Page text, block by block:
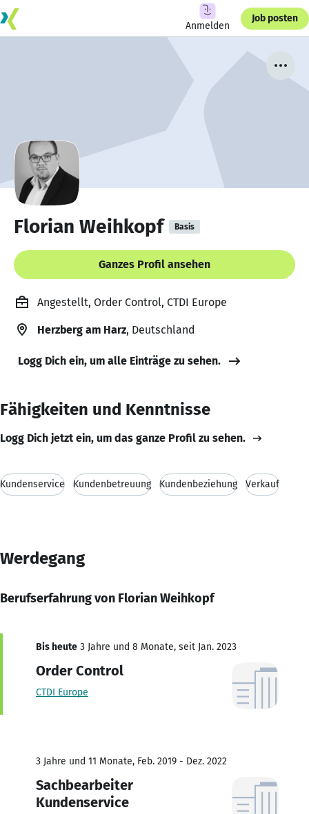
Anmelden
Job posten
Florian Weihkopf Basis
Ganzes Profil ansehen
Angestellt, Order Control, CTDI Europe
Herzberg am Harz, Deutschland
Logg Dich ein, um alle Einträge zu sehen.
Fähigkeiten und Kenntnisse
Logg Dich jetzt ein, um das ganze Profil zu sehen.
Kundenservice Kundenbetreuung Kundenbeziehung Verkauf
Werdegang
Berufserfahrung von Florian Weihkopf
Bis heute 3 Jahre und 8 Monate, seit Jan. 2023
Order Control
CTDI Europe
3 Jahre und 11 Monate, Feb. 2019 - Dez. 2022
Sachbearbeiter
Kundenservice